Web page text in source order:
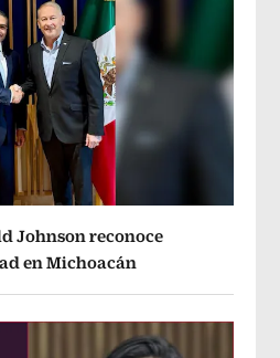
Johnson reconoce
en Michoacán